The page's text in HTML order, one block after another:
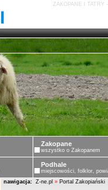
ZAKOPANE I TATRY
Zakopane
wszystko o Zakopanem
Podhale
miejscowości, folklor,
nawigacja: Z-ne.pl » Portal Zakopiański